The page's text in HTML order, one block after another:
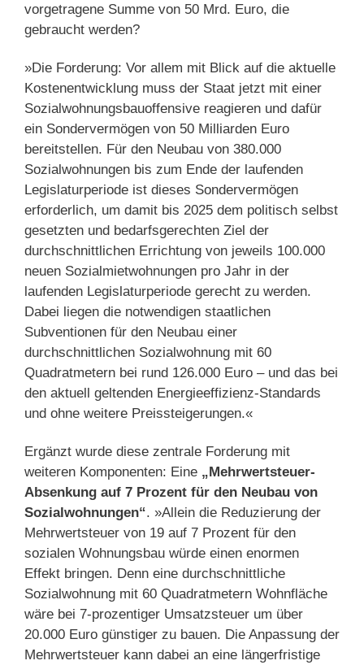
vorgetragene Summe von 50 Mrd. Euro, die
gebraucht werden?
»Die Forderung: Vor allem mit Blick auf die aktuelle
Kostenentwicklung muss der Staat jetzt mit einer
Sozialwohnungsbauoffensive reagieren und dafür
ein Sondervermögen von 50 Milliarden Euro
bereitstellen. Für den Neubau von 380.000
Sozialwohnungen bis zum Ende der laufenden
Legislaturperiode ist dieses Sondervermögen
erforderlich, um damit bis 2025 dem politisch selbst
gesetzten und bedarfsgerechten Ziel der
durchschnittlichen Errichtung von jeweils 100.000
neuen Sozialmietwohnungen pro Jahr in der
laufenden Legislaturperiode gerecht zu werden.
Dabei liegen die notwendigen staatlichen
Subventionen für den Neubau einer
durchschnittlichen Sozialwohnung mit 60
Quadratmetern bei rund 126.000 Euro – und das bei
den aktuell geltenden Energieeffizienz-Standards
und ohne weitere Preissteigerungen.«
Ergänzt wurde diese zentrale Forderung mit
weiteren Komponenten: Eine „Mehrwertsteuer-
Absenkung auf 7 Prozent für den Neubau von
Sozialwohnungen“. »Allein die Reduzierung der
Mehrwertsteuer von 19 auf 7 Prozent für den
sozialen Wohnungsbau würde einen enormen
Effekt bringen. Denn eine durchschnittliche
Sozialwohnung mit 60 Quadratmetern Wohnfläche
wäre bei 7-prozentiger Umsatzsteuer um über
20.000 Euro günstiger zu bauen. Die Anpassung der
Mehrwertsteuer kann dabei an eine längerfristige